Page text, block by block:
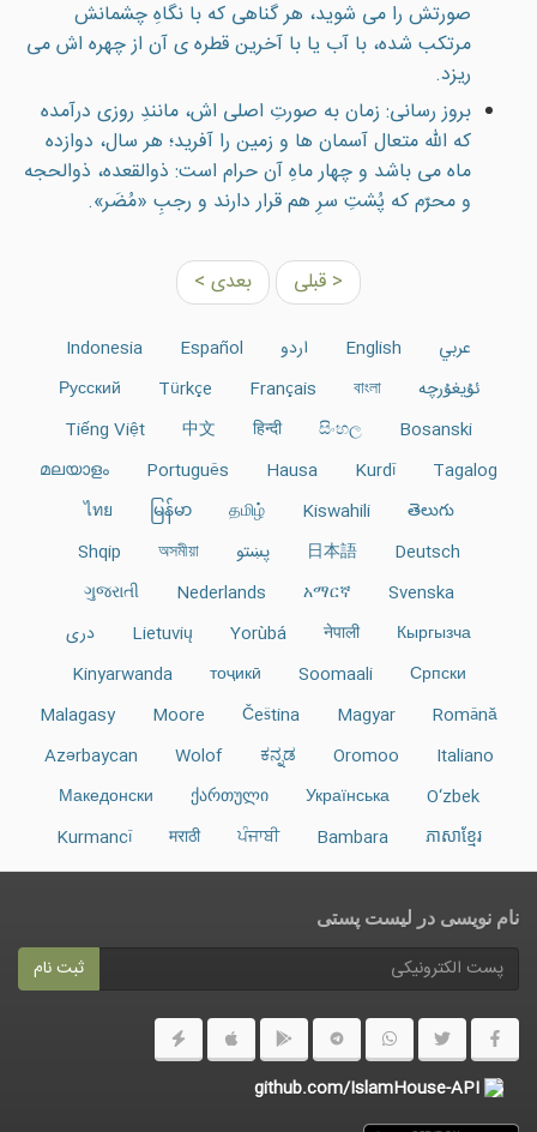
صورتش را می شويد، هر گناهی که با نگاهِ چشمانش
مرتکب شده، با آب يا با آخرين قطره ی آن از چهره اش می
ريزد.
بروز رسانی: زمان به صورتِ اصلی اش، مانندِ روزی درآمده
که الله متعال آسمان ها و زمين را آفريد؛ هر سال، دوازده
ماه می باشد و چهار ماهِ آن حرام است: ذوالقعده، ذوالحجه
و محرّم که پُشتِ سرِ هم قرار دارند و رجبِ «مُضَر».
< قبلی بعدی >
عربي English اردو Español
Indonesia
ئۇيغۇرچە
বাংলা
Français
Türkçe
Русский
Bosanski
සිංහල
हिन्दी
中文
Tiếng Việt
Tagalog
Kurdî
Hausa
Português
മലയാളം
తెలుగు
Kiswahili
தமிழ்
မြန်မာ
ไทย
Deutsch
日本語 پښتو অসমীয়া
Shqip
Svenska
አማርኛ
Nederlands
ગુજરાતી
Кыргызча
नेपाली
Yorùbá
Lietuvių
دری
Српски
Soomaali
тоҷикӣ
Kinyarwanda
Română
Magyar
Čeština
Moore
Malagasy
Italiano
Oromoo
ಕನ್ನಡ
Wolof
Azərbaycan
O‘zbek
Українська
ქართული
Македонски
ភាសាខ្មែរ
Bambara
ਪੰਜਾਬੀ
मराठी
Kurmancî
نام نویسی در ليست پستى
ثبت نام
github.com/IslamHouse-API